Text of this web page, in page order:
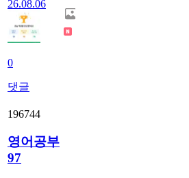
26.08.06
0
댓글
196744
영어공부
97